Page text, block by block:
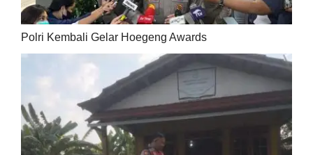
Polri Kembali Gelar Hoegeng Awards